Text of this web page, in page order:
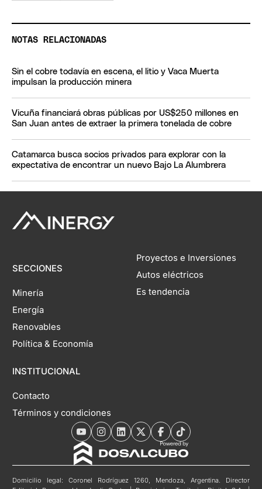
NOTAS RELACIONADAS
Sin el cobre todavía en escena, el litio y Vaca Muerta
impulsan la producción minera
Vicuña financiará obras públicas por US$250 millones en
San Juan antes de extraer la primera tonelada de cobre
Catamarca busca socios privados para explorar con la
expectativa de encontrar un nuevo Bajo La Alumbrera
SECCIONES
Minería
Energía
Renovables
Política & Economía
INSTITUCIONAL
Contacto
Términos y condiciones
Proyectos e Inversiones
Autos eléctricos
Es tendencia
Domicilio legal: Coronel Rodríguez 1260, Mendoza, Argentina. Director